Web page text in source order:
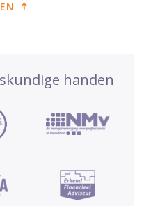
handen